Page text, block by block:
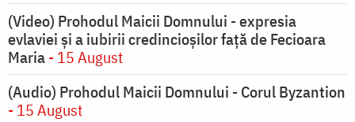
(Video) Prohodul Maicii Domnului - expresia
evlaviei și a iubirii credincioșilor față de Fecioara
Maria- 15 August
(Audio) Prohodul Maicii Domnului - Corul Byzantion
- 15 August